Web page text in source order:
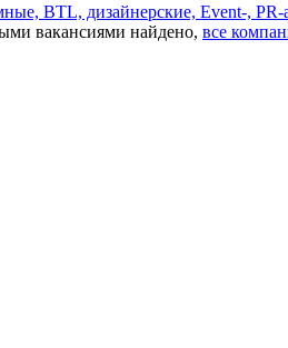
BTL, дизайнерские, Event-, PR-
вакансиями найдено, все